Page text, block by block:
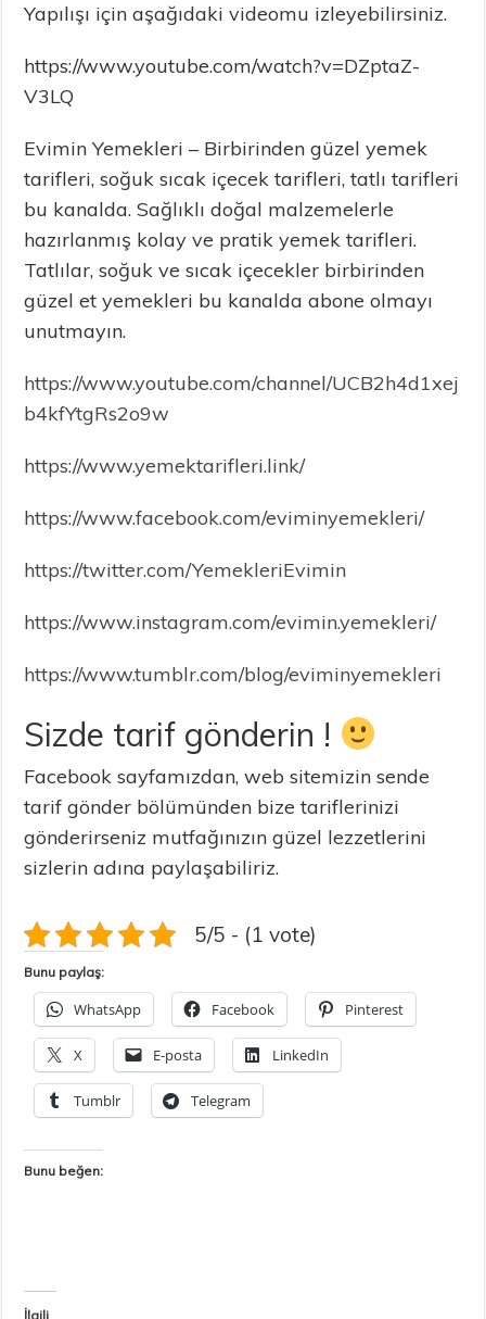
Yapılışı için aşağıdaki videomu izleyebilirsiniz.
https://www.youtube.com/watch?v=DZptaZ-
V3LQ
Evimin Yemekleri – Birbirinden güzel yemek
tarifleri, soğuk sıcak içecek tarifleri, tatlı tarifleri
bu kanalda. Sağlıklı doğal malzemelerle
hazırlanmış kolay ve pratik yemek tarifleri.
Tatlılar, soğuk ve sıcak içecekler birbirinden
güzel et yemekleri bu kanalda abone olmayı
unutmayın.
https://www.youtube.com/channel/UCB2h4d1xej
b4kfYtgRs2o9w
https://www.yemektarifleri.link/
https://www.facebook.com/eviminyemekleri/
https://twitter.com/YemekleriEvimin
https://www.instagram.com/evimin.yemekleri/
https://www.tumblr.com/blog/eviminyemekleri
Sizde tarif gönderin !
Facebook sayfamızdan, web sitemizin sende
tarif gönder bölümünden bize tariflerinizi
gönderirseniz mutfağınızın güzel lezzetlerini
sizlerin adına paylaşabiliriz.
5/5 - (1 vote)
Bunu paylaş:
WhatsApp Facebook Pinterest
X E-posta LinkedIn
Tumblr Telegram
Bunu beğen:
İlgili